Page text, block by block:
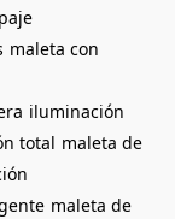
maleta con
iluminación
total maleta de
maleta de